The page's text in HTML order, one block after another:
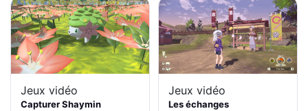
Jeux vidéo
Capturer Shaymin
Jeux vidéo
Les échanges